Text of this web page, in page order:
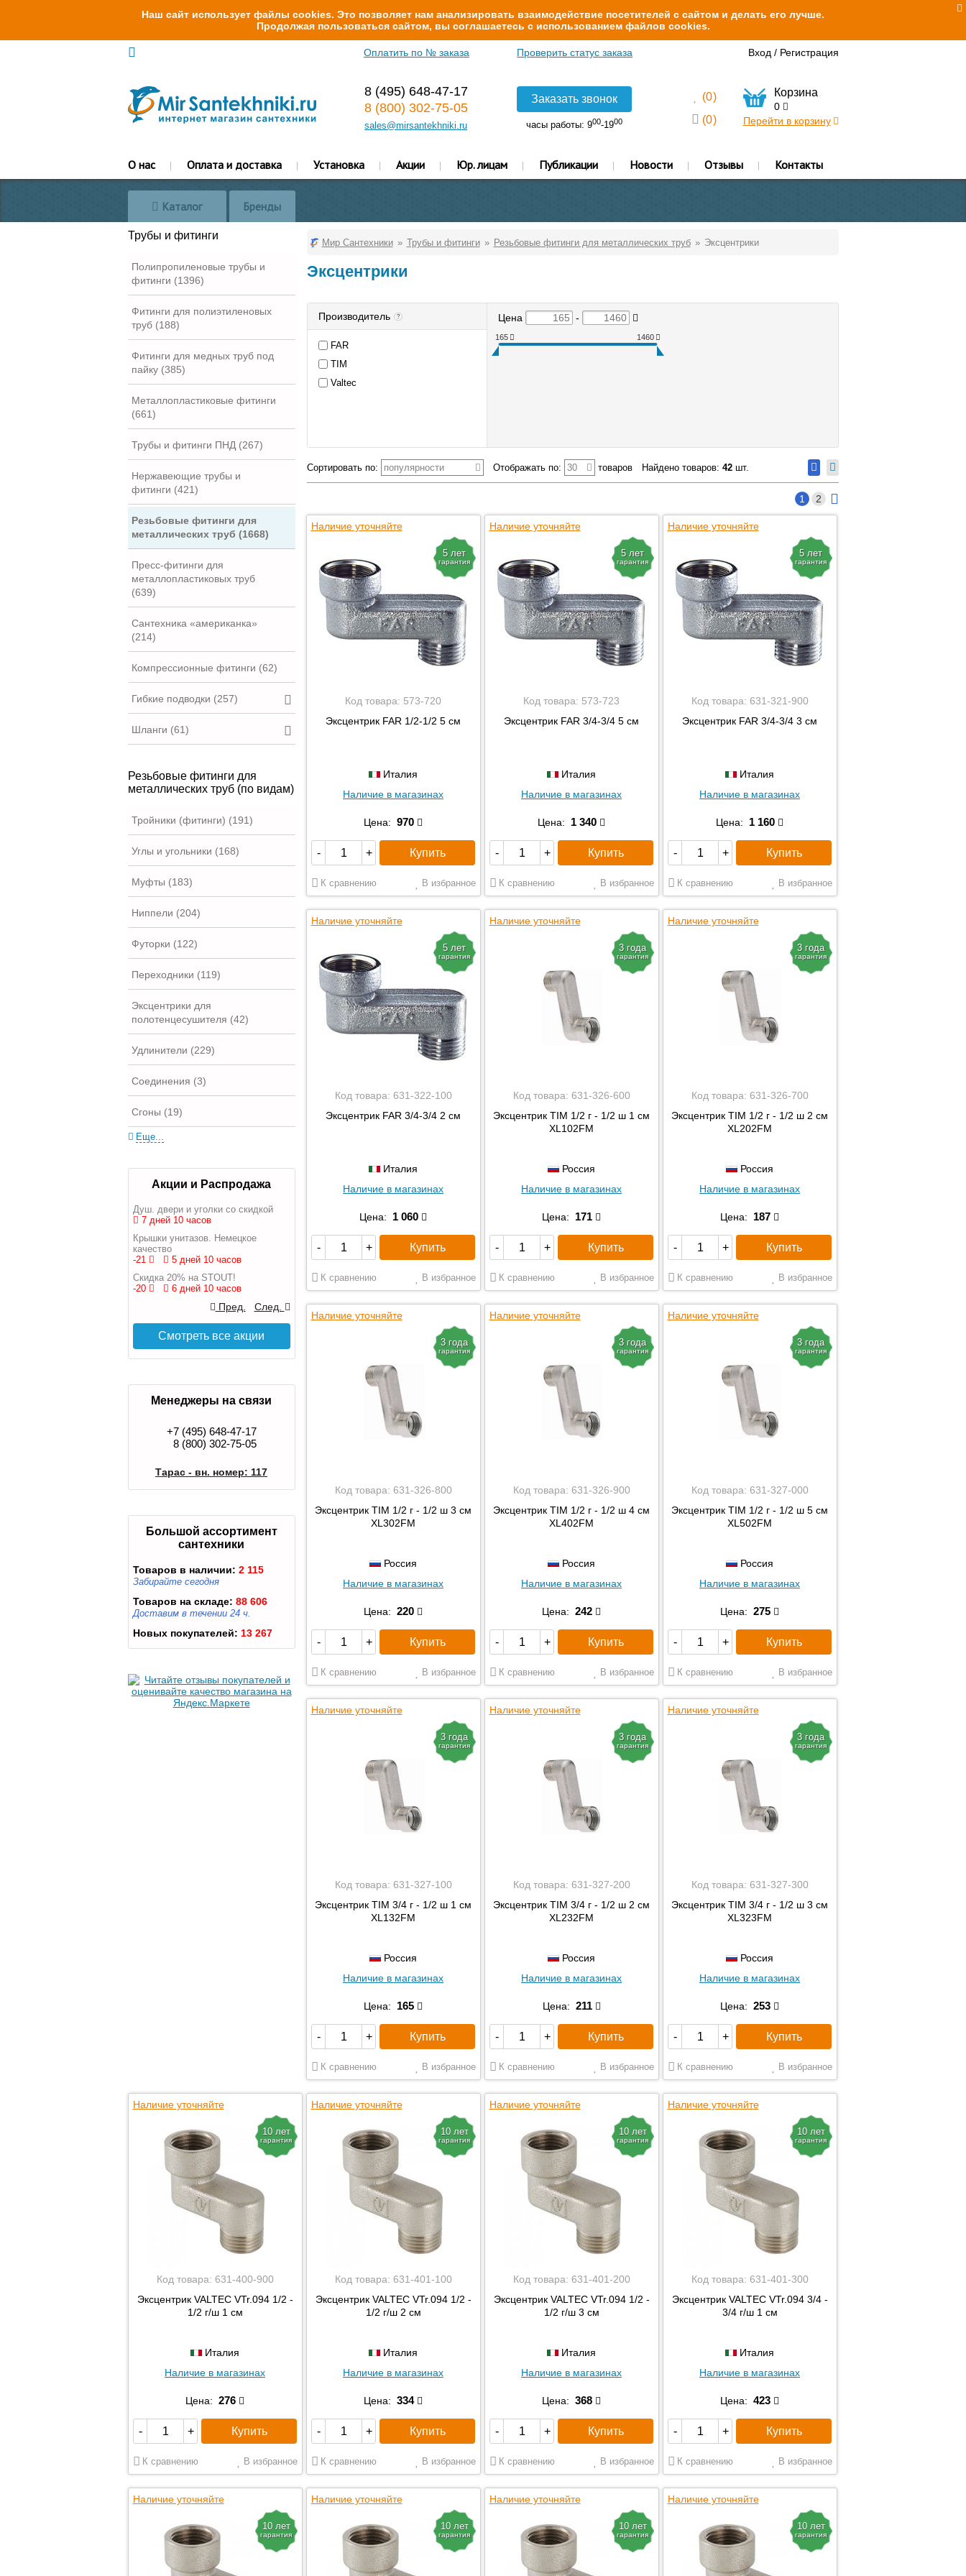
Наш сайт использует файлы cookies. Это позволяет нам анализировать взаимодействие посетителей с сайтом и делать его лучше.
Продолжая пользоваться сайтом, вы соглашаетесь с использованием файлов cookies.
Оплатить по № заказа Проверить статус заказа Вход / Регистрация
8 (495) 648-47-17
8 (800) 302-75-05
sales@mirsantekhniki.ru
Заказать звонок
часы работы: 900-1900
(0)
(0)
Корзина
0
Перейти в корзину
О нас Оплата и доставка Установка Акции Юр. лицам Публикации Новости Отзывы Контакты
Каталог Бренды
Трубы и фитинги
Полипропиленовые трубы и
фитинги (1396)
Фитинги для полиэтиленовых
труб (188)
Фитинги для медных труб под
пайку (385)
Металлопластиковые фитинги
(661)
Трубы и фитинги ПНД (267)
Нержавеющие трубы и
фитинги (421)
Резьбовые фитинги для
металлических труб (1668)
Пресс-фитинги для
металлопластиковых труб
(639)
Сантехника «американка»
(214)
Компрессионные фитинги (62)
Гибкие подводки (257)
Шланги (61)
Резьбовые фитинги для
металлических труб (по видам)
Тройники (фитинги) (191)
Углы и угольники (168)
Муфты (183)
Ниппели (204)
Футорки (122)
Переходники (119)
Эксцентрики для
полотенцесушителя (42)
Удлинители (229)
Соединения (3)
Сгоны (19)
Еще...
Акции и Распродажа
Душ. двери и уголки со скидкой
7 дней 10 часов
Крышки унитазов. Немецкое
качество
-21
5 дней 10 часов
Скидка 20% на STOUT!
-20
6 дней 10 часов
Пред. След.
Смотреть все акции
Менеджеры на связи
+7 (495) 648-47-17
8 (800) 302-75-05
Тарас - вн. номер: 117
Большой ассортимент
сантехники
Товаров в наличии: 2 115
Забирайте сегодня
Товаров на складе: 88 606
Доставим в течении 24 ч.
Новых покупателей: 13 267
Мир Сантехники Трубы и фитинги Резьбовые фитинги для металлических труб Эксцентрики
Эксцентрики
Производитель ?
FAR
TIM
Valtec
Цена -
165 1460
Сортировать по: популярности Отображать по: 30 товаров Найдено товаров: 42шт.
1 2
Наличие уточняйте
5 лет
гарантия
Код товара: 573-720
Эксцентрик FAR 1/2-1/2 5 см
Италия
Наличие в магазинах
Цена: 970
- + Купить
К сравнению В избранное
Наличие уточняйте
5 лет
гарантия
Код товара: 573-723
Эксцентрик FAR 3/4-3/4 5 см
Италия
Наличие в магазинах
Цена: 1 340
- + Купить
К сравнению В избранное
Наличие уточняйте
5 лет
гарантия
Код товара: 631-321-900
Эксцентрик FAR 3/4-3/4 3 см
Италия
Наличие в магазинах
Цена: 1 160
- + Купить
К сравнению В избранное
Наличие уточняйте
5 лет
гарантия
Код товара: 631-322-100
Эксцентрик FAR 3/4-3/4 2 см
Италия
Наличие в магазинах
Цена: 1 060
- + Купить
К сравнению В избранное
Наличие уточняйте
3 года
гарантия
Код товара: 631-326-600
Эксцентрик TIM 1/2 г - 1/2 ш 1 см
XL102FM
Россия
Наличие в магазинах
Цена: 171
- + Купить
К сравнению В избранное
Наличие уточняйте
3 года
гарантия
Код товара: 631-326-700
Эксцентрик TIM 1/2 г - 1/2 ш 2 см
XL202FM
Россия
Наличие в магазинах
Цена: 187
- + Купить
К сравнению В избранное
Наличие уточняйте
3 года
гарантия
Код товара: 631-326-800
Эксцентрик TIM 1/2 г - 1/2 ш 3 см
XL302FM
Россия
Наличие в магазинах
Цена: 220
- + Купить
К сравнению В избранное
Наличие уточняйте
3 года
гарантия
Код товара: 631-326-900
Эксцентрик TIM 1/2 г - 1/2 ш 4 см
XL402FM
Россия
Наличие в магазинах
Цена: 242
- + Купить
К сравнению В избранное
Наличие уточняйте
3 года
гарантия
Код товара: 631-327-000
Эксцентрик TIM 1/2 г - 1/2 ш 5 см
XL502FM
Россия
Наличие в магазинах
Цена: 275
- + Купить
К сравнению В избранное
Наличие уточняйте
3 года
гарантия
Код товара: 631-327-100
Эксцентрик TIM 3/4 г - 1/2 ш 1 см
XL132FM
Россия
Наличие в магазинах
Цена: 165
- + Купить
К сравнению В избранное
Наличие уточняйте
3 года
гарантия
Код товара: 631-327-200
Эксцентрик TIM 3/4 г - 1/2 ш 2 см
XL232FM
Россия
Наличие в магазинах
Цена: 211
- + Купить
К сравнению В избранное
Наличие уточняйте
3 года
гарантия
Код товара: 631-327-300
Эксцентрик TIM 3/4 г - 1/2 ш 3 см
XL323FM
Россия
Наличие в магазинах
Цена: 253
- + Купить
К сравнению В избранное
Наличие уточняйте
10 лет
гарантия
Код товара: 631-400-900
Эксцентрик VALTEC VTr.094 1/2 -
1/2 г/ш 1 см
Италия
Наличие в магазинах
Цена: 276
- + Купить
К сравнению В избранное
Наличие уточняйте
10 лет
гарантия
Код товара: 631-401-100
Эксцентрик VALTEC VTr.094 1/2 -
1/2 г/ш 2 см
Италия
Наличие в магазинах
Цена: 334
- + Купить
К сравнению В избранное
Наличие уточняйте
10 лет
гарантия
Код товара: 631-401-200
Эксцентрик VALTEC VTr.094 1/2 -
1/2 г/ш 3 см
Италия
Наличие в магазинах
Цена: 368
- + Купить
К сравнению В избранное
Наличие уточняйте
10 лет
гарантия
Код товара: 631-401-300
Эксцентрик VALTEC VTr.094 3/4 -
3/4 г/ш 1 см
Италия
Наличие в магазинах
Цена: 423
- + Купить
К сравнению В избранное
Наличие уточняйте
10 лет
гарантия
Наличие уточняйте
10 лет
гарантия
Наличие уточняйте
10 лет
гарантия
Наличие уточняйте
10 лет
гарантия